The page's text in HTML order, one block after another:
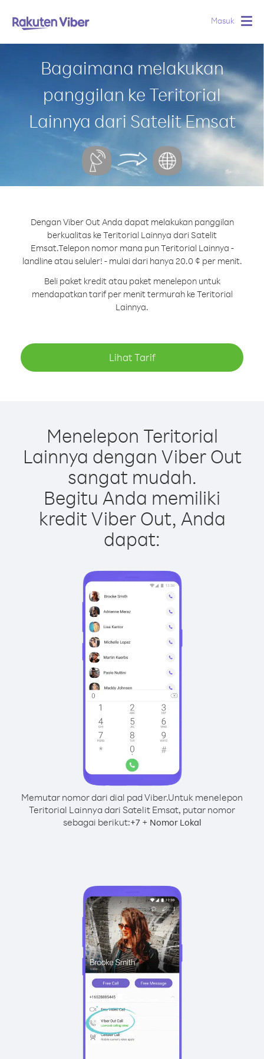
Masuk
Bagaimana melakukan
panggilan ke Teritorial
Lainnya dari Satelit Emsat
Dengan Viber Out Anda dapat melakukan panggilan
berkualitas ke Teritorial Lainnya dari Satelit
Emsat.Telepon nomor mana pun Teritorial Lainnya -
landline atau seluler! - mulai dari hanya 20.0 ¢ per menit.
Beli paket kredit atau paket menelepon untuk
mendapatkan tarif per menit termurah ke Teritorial
Lainnya.
Lihat Tarif
Menelepon Teritorial
Lainnya dengan Viber Out
sangat mudah.
Begitu Anda memiliki
kredit Viber Out, Anda
dapat:
Memutar nomor dari dial pad Viber.Untuk menelepon
Teritorial Lainnya dari Satelit Emsat, putar nomor
sebagai berikut:+7+ Nomor Lokal